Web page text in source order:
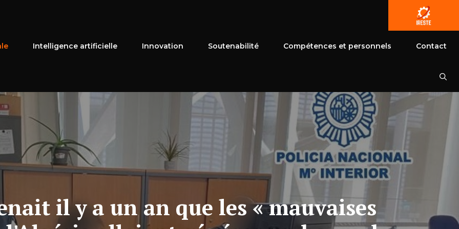
Intelligence artificielle Innovation Soutenabilité Compétences et personnels Contact
il y a un an que les « mauvaises